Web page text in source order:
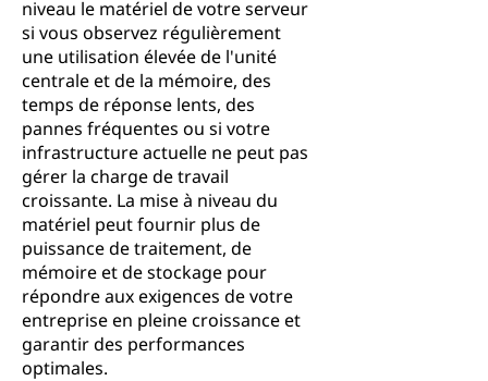
niveau le matériel de votre serveur
si vous observez régulièrement
une utilisation élevée de l'unité
centrale et de la mémoire, des
temps de réponse lents, des
pannes fréquentes ou si votre
infrastructure actuelle ne peut pas
gérer la charge de travail
croissante. La mise à niveau du
matériel peut fournir plus de
puissance de traitement, de
mémoire et de stockage pour
répondre aux exigences de votre
entreprise en pleine croissance et
garantir des performances
optimales.